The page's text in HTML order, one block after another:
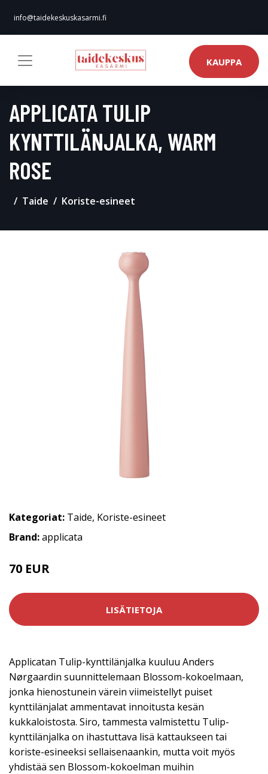
info@taidekeskuskasarmi.fi
KAUPPA
APPLICATA TULIP
KYNTTILÄNJALKA, WARM
ROSE
Taide Koriste-esineet
Kategoriat: Taide, Koriste-esineet
Brand:applicata
70 EUR
LISÄTIETOJA
Applicatan Tulip-kynttilänjalka kuuluu Anders
Nørgaardin suunnittelemaan Blossom-kokoelmaan,
jonka hienostunein värein viimeistellyt puiset
kynttilänjalat ammentavat innoitusta kesän
kukkaloistosta. Siro, tammesta valmistettu Tulip-
kynttilänjalka on ihastuttava lisä kattaukseen tai
koriste-esineeksi sellaisenaankin, mutta voit myös
yhdistää sen Blossom-kokoelman muihin